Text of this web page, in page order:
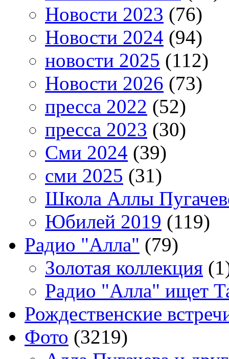
Новости 2023 (76)
Новости 2024 (94)
новости 2025 (112)
Новости 2026 (73)
пресса 2022 (52)
пресса 2023 (30)
Сми 2024 (39)
сми 2025 (31)
Школа Аллы
Юбилей 2019 (119)
Радио "Алла" (79)
Золотая коллекция
Радио "Алла" ищет
Рождественские
Фото (3219)